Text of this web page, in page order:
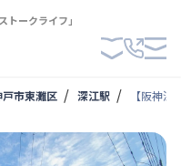
ークライフ」
戸市東灘区 深江駅 【阪神